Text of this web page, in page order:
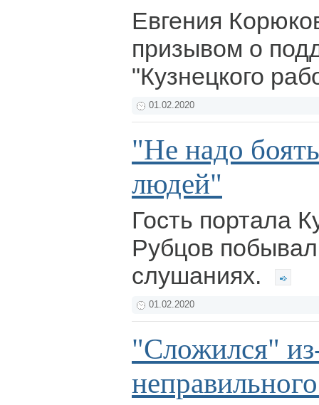
Евгения
призывом о
"Кузнецкого
01.02.2020
"Не надо
людей"
Гость портала
Рубцов
слушаниях.
01.02.2020
"Сложился"